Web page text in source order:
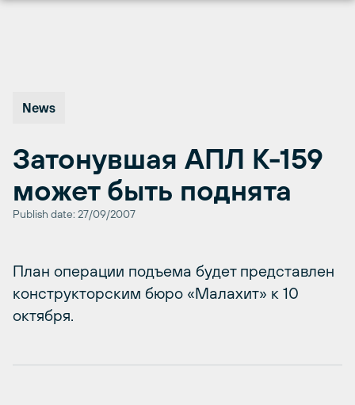
News
Затонувшая АПЛ К-159
может быть поднята
Publish date: 27/09/2007
План операции подъема будет представлен
конструкторским бюро «Малахит» к 10
октября.